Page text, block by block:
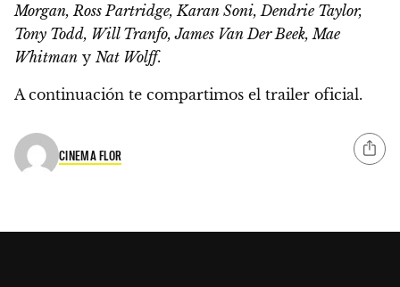
Morgan, Ross Partridge, Karan Soni, Dendrie Taylor,
Tony Todd, Will Tranfo, James Van Der Beek, Mae
Whitman y Nat Wolff.
A continuación te compartimos el trailer oficial.
CINEMA FLOR